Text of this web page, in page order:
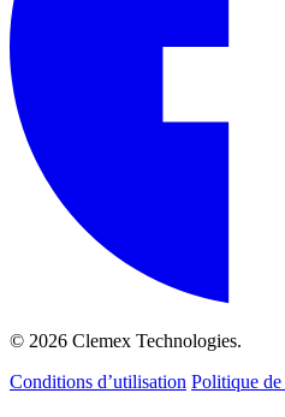
© 2026 Clemex Technologies.
Conditions d’utilisation Politique